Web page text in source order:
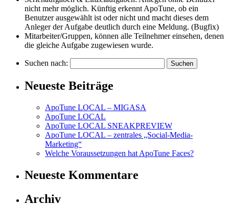
nicht mehr möglich. Künftig erkennt ApoTune, ob ein
Benutzer ausgewählt ist oder nicht und macht dieses dem
Anleger der Aufgabe deutlich durch eine Meldung. (Bugfix)
Mitarbeiter/Gruppen, können alle Teilnehmer einsehen, denen
die gleiche Aufgabe zugewiesen wurde.
Suchen nach:
Neueste Beiträge
ApoTune LOCAL – MIGASA
ApoTune LOCAL
ApoTune LOCAL SNEAKPREVIEW
ApoTune LOCAL – zentrales „Social-Media-
Marketing“
Welche Voraussetzungen hat ApoTune Faces?
Neueste Kommentare
Archiv